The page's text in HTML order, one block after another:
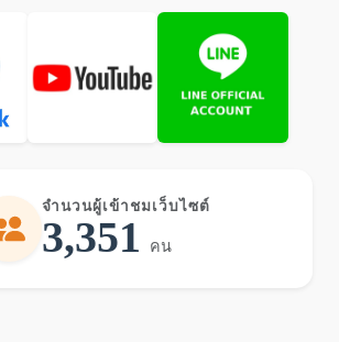
จำนวนผู้เข้าชมเว็บไซต์
3,351 คน